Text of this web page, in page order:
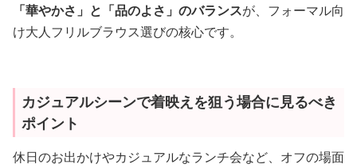
「華やかさ」と「品のよさ」のバランスが、フォーマル向
け大人フリルブラウス選びの核心です。
カジュアルシーンで着映えを狙う場合に見るべき
ポイント
休日のお出かけやカジュアルなランチ会など、オフの場面